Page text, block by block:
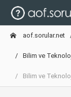
aof.sorular.net
Bilim ve
Bilim ve